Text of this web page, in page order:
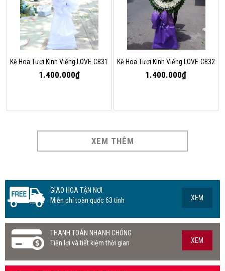
Kệ Hoa Tươi Kính Viếng LOVE-CB31
1.400.000₫
Kệ Hoa Tươi Kính Viếng LOVE-CB32
1.400.000₫
XEM THÊM
GIAO HOA TẬN NƠI
Miễn phí toàn quốc 63 tỉnh
XEM
THANH TOÁN NHANH CHÓNG
Tiện lợi và tiết kiệm thời gian
XEM